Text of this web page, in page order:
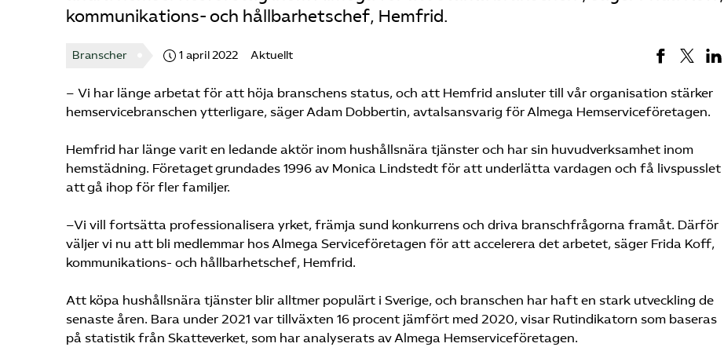
kommunikations- och hållbarhetschef, Hemfrid.
Branscher 1 april 2022 Aktuellt
– Vi har länge arbetat för att höja branschens status, och att Hemfrid ansluter till vår organisation stärker
hemservicebranschen ytterligare, säger Adam Dobbertin, avtalsansvarig för Almega Hemserviceföretagen.
Hemfrid har länge varit en ledande aktör inom hushållsnära tjänster och har sin huvudverksamhet inom
hemstädning. Företaget grundades 1996 av Monica Lindstedt för att underlätta vardagen och få livspusslet
att gå ihop för fler familjer.
–Vi vill fortsätta professionalisera yrket, främja sund konkurrens och driva branschfrågorna framåt. Därför
väljer vi nu att bli medlemmar hos Almega Serviceföretagen för att accelerera det arbetet, säger Frida Koff,
kommunikations- och hållbarhetschef, Hemfrid.
Att köpa hushållsnära tjänster blir alltmer populärt i Sverige, och branschen har haft en stark utveckling de
senaste åren. Bara under 2021 var tillväxten 16 procent jämfört med 2020, visar Rutindikatorn som baseras
på statistik från Skatteverket, som har analyserats av Almega Hemserviceföretagen.